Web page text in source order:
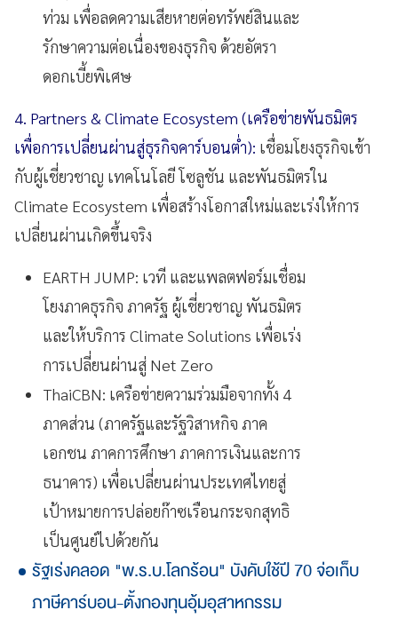
ท่วม เพื่อลดความเสียหายต่อทรัพย์สินและ
รักษาความต่อเนื่องของธุรกิจ ด้วยอัตรา
ดอกเบี้ยพิเศษ
4. Partners & Climate Ecosystem (เครือข่ายพันธมิตร
เพื่อการเปลี่ยนผ่านสู่ธุรกิจคาร์บอนต่ำ): เชื่อมโยงธุรกิจเข้า
กับผู้เชี่ยวชาญ เทคโนโลยี โซลูชัน และพันธมิตรใน
Climate Ecosystem เพื่อสร้างโอกาสใหม่และเร่งให้การ
เปลี่ยนผ่านเกิดขึ้นจริง
EARTH JUMP: เวที และแพลตฟอร์มเชื่อม
โยงภาคธุรกิจ ภาครัฐ ผู้เชี่ยวชาญ พันธมิตร
และให้บริการ Climate Solutions เพื่อเร่ง
การเปลี่ยนผ่านสู่ Net Zero
ThaiCBN: เครือข่ายความร่วมมือจากทั้ง 4
ภาคส่วน (ภาครัฐและรัฐวิสาหกิจ ภาค
เอกชน ภาคการศึกษา ภาคการเงินและการ
ธนาคาร) เพื่อเปลี่ยนผ่านประเทศไทยสู่
เป้าหมายการปล่อยก๊าซเรือนกระจกสุทธิ
เป็นศูนย์ไปด้วยกัน
รัฐเร่งคลอด "พ.ร.บ.โลกร้อน" บังคับใช้ปี 70 จ่อเก็บ
ภาษีคาร์บอน-ตั้งกองทุนอุ้มอุสาหกรรม